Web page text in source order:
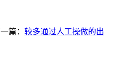
篇： 较多通过人工操做的出